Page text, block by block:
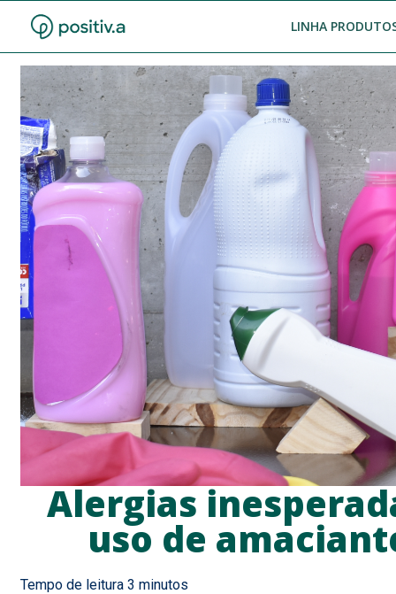
LINHA
Alergias
uso de